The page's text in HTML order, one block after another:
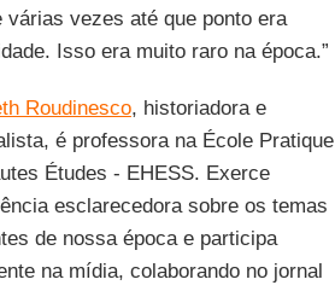
vezes até que ponto era
Isso era muito raro na época.”
Roudinesco, historiadora e
é professora na École Pratique
Études - EHESS. Exerce
esclarecedora sobre os temas
de nossa época e participa
na mídia, colaborando no jornal